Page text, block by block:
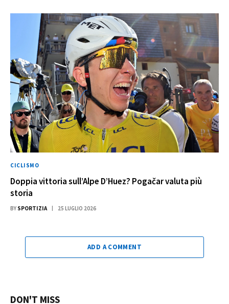
CICLISMO
Doppia vittoria sull’Alpe D’Huez? Pogačar valuta più
storia
BY SPORTIZIA 25 LUGLIO 2026
ADD A COMMENT
DON'T MISS